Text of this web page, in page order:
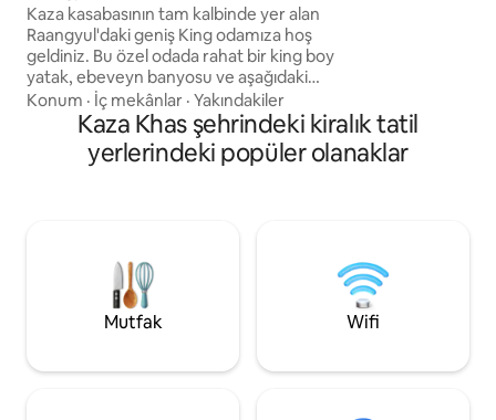
Kaza kasabasının tam kalbinde yer alan
Raangyul'daki geniş King odamıza hoş
geldiniz. Bu özel odada rahat bir king boy
yatak, ebeveyn banyosu ve aşağıdaki
kasabanın, yukarıdaki uçsuz bucaksız
gökyüzünün ve her iki taraftaki dağların
manzarasına açılan büyük pencereler
bulunmaktadır. Konfor ve huzur için
dinlenmek, okumak ve yeniden
bağlanmak için huzurlu bir yerdir.
Konum · İç mekânlar · Yakındakiler
Kaza Khas şehrindeki kiralık tatil
yerlerindeki popüler olanaklar
Mutfak Wifi